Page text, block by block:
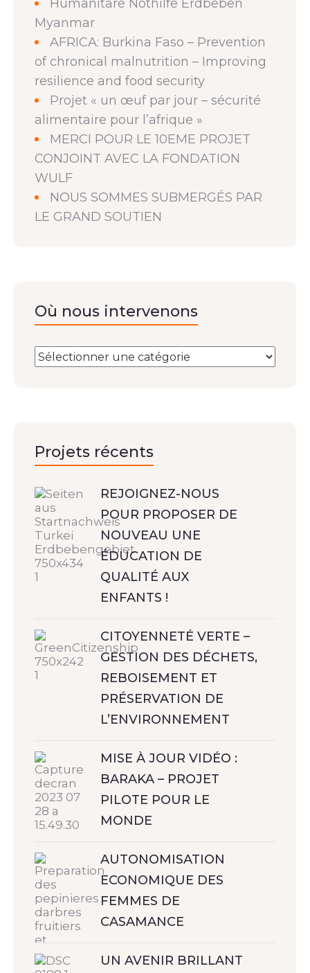
Humanitäre Nothilfe Erdbeben
Myanmar
AFRICA: Burkina Faso – Prevention
of chronical malnutrition – Improving
resilience and food security
Projet « un œuf par jour – sécurité
alimentaire pour l’afrique »
MERCI POUR LE 10EME PROJET
CONJOINT AVEC LA FONDATION
WULF
NOUS SOMMES SUBMERGÉS PAR
LE GRAND SOUTIEN
Où nous intervenons
Projets récents
REJOIGNEZ-NOUS
POUR PROPOSER DE
NOUVEAU UNE
ÉDUCATION DE
QUALITÉ AUX
ENFANTS !
CITOYENNETÉ VERTE –
GESTION DES DÉCHETS,
REBOISEMENT ET
PRÉSERVATION DE
L’ENVIRONNEMENT
MISE À JOUR VIDÉO :
BARAKA – PROJET
PILOTE POUR LE
MONDE
AUTONOMISATION
ECONOMIQUE DES
FEMMES DE
CASAMANCE
UN AVENIR BRILLANT